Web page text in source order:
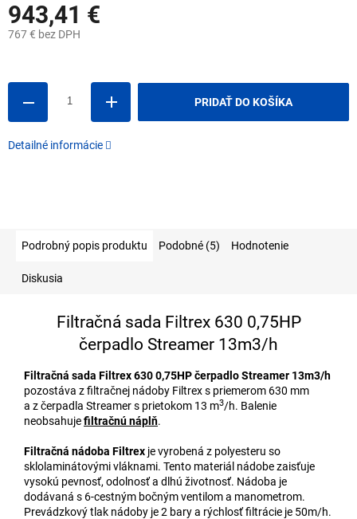
943,41 €
767 € bez DPH
PRIDAŤ DO KOŠÍKA
Detailné informácie
Podrobný popis produktu Podobné (5) Hodnotenie
Diskusia
Filtračná sada Filtrex 630 0,75HP
čerpadlo Streamer 13m3/h
Filtračná sada Filtrex 630 0,75HP čerpadlo Streamer 13m3/h
pozostáva z filtračnej nádoby Filtrex s priemerom 630 mm
a z čerpadla Streamer s prietokom 13 m3/h. Balenie
neobsahujefiltračnú náplň.
Filtračná nádoba Filtrex je vyrobená z polyesteru so
sklolaminátovými vláknami. Tento materiál nádobe zaisťuje
vysokú pevnosť, odolnosť a dlhú životnosť. Nádoba je
dodávaná s 6-cestným bočným ventilom a manometrom.
Prevádzkový tlak nádoby je 2 bary a rýchlosť filtrácie je 50m/h.